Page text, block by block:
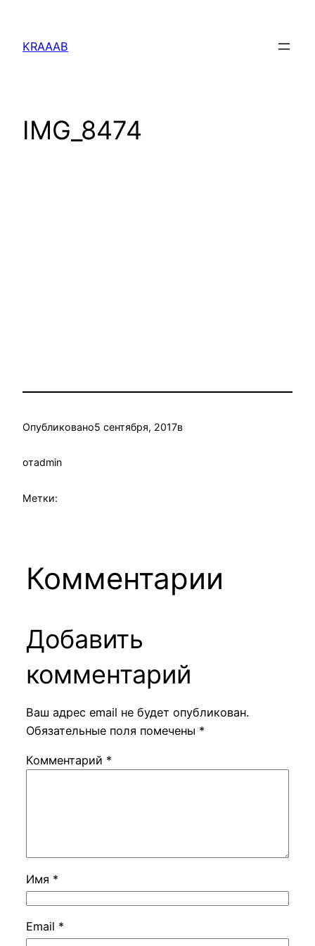
содержимому
KRAAAB
IMG_8474
Опубликовано5 сентября, 2017в
отadmin
Метки:
Комментарии
Добавить
комментарий
Ваш адрес email не будет опубликован.
Обязательные поля помечены *
Комментарий *
Имя *
Email *